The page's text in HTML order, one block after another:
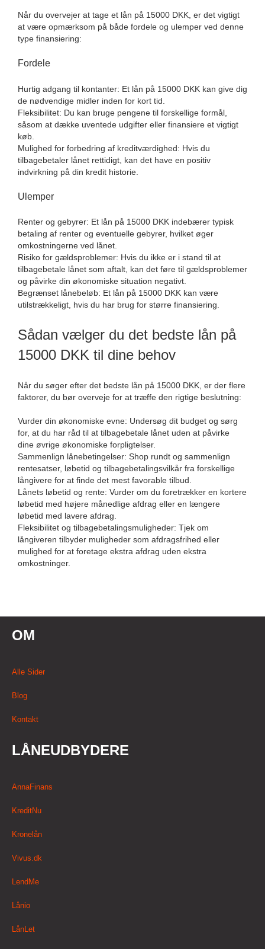
Når du overvejer at tage et lån på 15000 DKK, er det vigtigt
at være opmærksom på både fordele og ulemper ved denne
type finansiering:
Fordele
Hurtig adgang til kontanter: Et lån på 15000 DKK kan give dig
de nødvendige midler inden for kort tid.
Fleksibilitet: Du kan bruge pengene til forskellige formål,
såsom at dække uventede udgifter eller finansiere et vigtigt
køb.
Mulighed for forbedring af kreditværdighed: Hvis du
tilbagebetaler lånet rettidigt, kan det have en positiv
indvirkning på din kredit historie.
Ulemper
Renter og gebyrer: Et lån på 15000 DKK indebærer typisk
betaling af renter og eventuelle gebyrer, hvilket øger
omkostningerne ved lånet.
Risiko for gældsproblemer: Hvis du ikke er i stand til at
tilbagebetale lånet som aftalt, kan det føre til gældsproblemer
og påvirke din økonomiske situation negativt.
Begrænset lånebeløb: Et lån på 15000 DKK kan være
utilstrækkeligt, hvis du har brug for større finansiering.
Sådan vælger du det bedste lån på
15000 DKK til dine behov
Når du søger efter det bedste lån på 15000 DKK, er der flere
faktorer, du bør overveje for at træffe den rigtige beslutning:
Vurder din økonomiske evne: Undersøg dit budget og sørg
for, at du har råd til at tilbagebetale lånet uden at påvirke
dine øvrige økonomiske forpligtelser.
Sammenlign lånebetingelser: Shop rundt og sammenlign
rentesatser, løbetid og tilbagebetalingsvilkår fra forskellige
långivere for at finde det mest favorable tilbud.
Lånets løbetid og rente: Vurder om du foretrækker en kortere
løbetid med højere månedlige afdrag eller en længere
løbetid med lavere afdrag.
Fleksibilitet og tilbagebetalingsmuligheder: Tjek om
långiveren tilbyder muligheder som afdragsfrihed eller
mulighed for at foretage ekstra afdrag uden ekstra
omkostninger.
OM
Alle Sider
Blog
Kontakt
LÅNEUDBYDERE
AnnaFinans
KreditNu
Kronelån
Vivus.dk
LendMe
Lånio
LånLet